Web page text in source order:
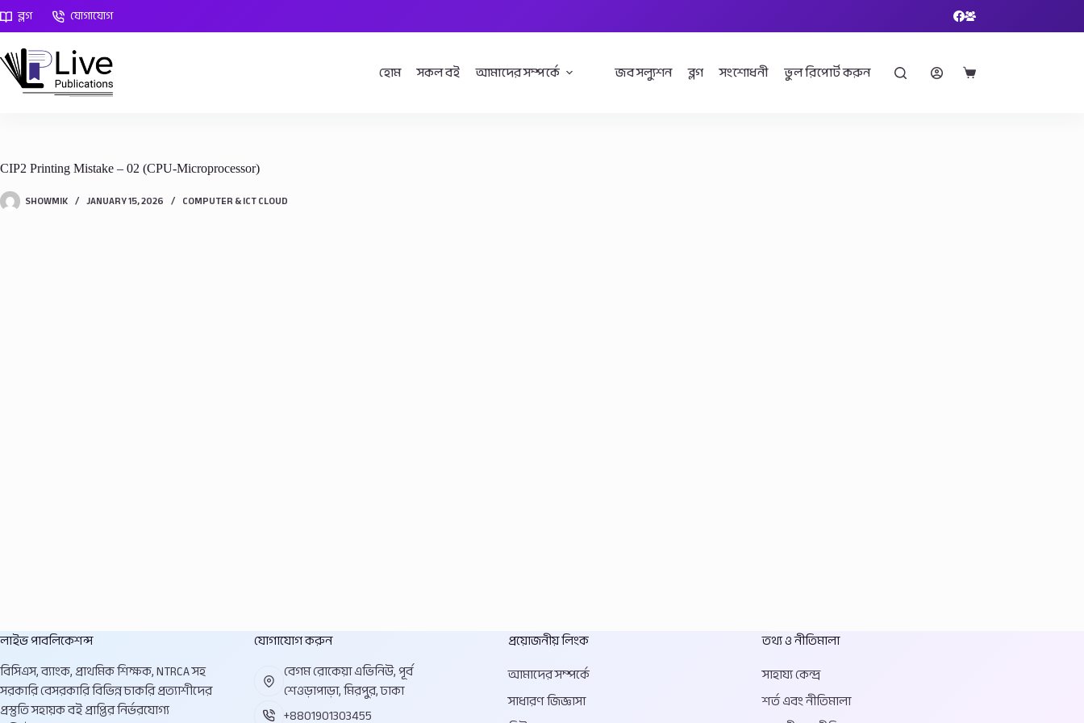
to
content
ব্লগ যোগাযোগ
হোম সকল বই আমাদের সম্পর্কে জব সল্যুশন ব্লগ সংশোধনী ভুল রিপোর্ট করুন
Shopping
CIP2 Printing Mistake – 02 (CPU-Microprocessor)
SHOWMIK JANUARY 15, 2026 COMPUTER & ICT CLOUD
লাইভ পাবলিকেশন্স
বিসিএস, ব্যাংক, প্রাথমিক শিক্ষক, NTRCA সহ
সরকারি বেসরকারি বিভিন্ন চাকরি প্রত্যাশীদের
প্রস্তুতি সহায়ক বই প্রাপ্তির নির্ভরযোগ্য
যোগাযোগ করুন
বেগম রোকেয়া এভিনিউ, পূর্ব
শেওড়াপাড়া, মিরপুর, ঢাকা
+8801901303455
প্রয়োজনীয় লিংক
আমাদের সম্পর্কে
সাধারণ জিজ্ঞাসা
তথ্য ও নীতিমালা
সাহায্য কেন্দ্র
শর্ত এবং নীতিমালা